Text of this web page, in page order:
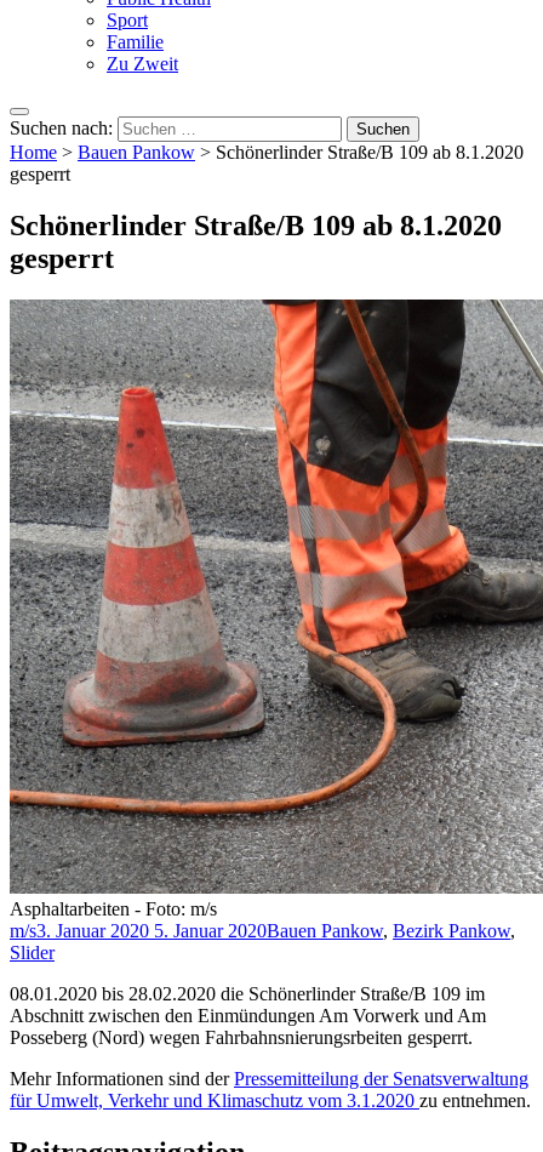
Sport
Familie
Zu Zweit
Suchen nach:
Home > Bauen Pankow > Schönerlinder Straße/B 109 ab 8.1.2020
gesperrt
Schönerlinder Straße/B 109 ab 8.1.2020
gesperrt
Asphaltarbeiten - Foto: m/s
m/s3. Januar 2020 5. Januar 2020Bauen Pankow, Bezirk Pankow,
Slider
08.01.2020 bis 28.02.2020 die Schönerlinder Straße/B 109 im
Abschnitt zwischen den Einmündungen Am Vorwerk und Am
Posseberg (Nord) wegen Fahrbahnsnierungsrbeiten gesperrt.
Mehr Informationen sind derPressemitteilung der Senatsverwaltung
für Umwelt, Verkehr und Klimaschutz vom 3.1.2020 zu entnehmen.